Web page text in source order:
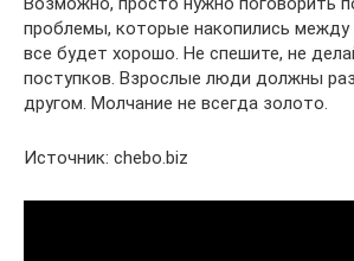
проблемы, которые накопились
все будет хорошо. Не спешите, не
поступков. Взрослые люди должны
другом. Молчание не всегда золото.
Источник: chebo.biz